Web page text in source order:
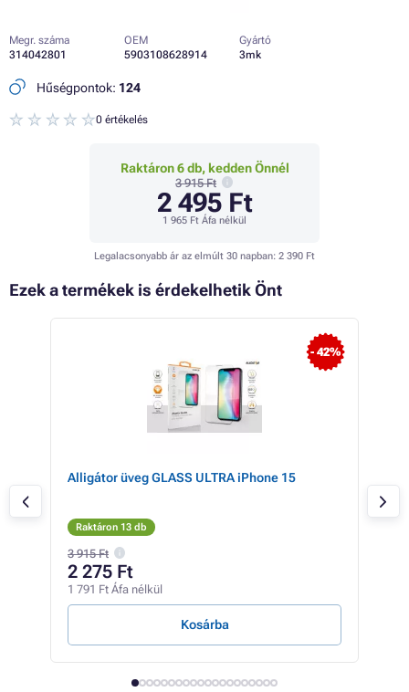
Megr. száma
314042801
OEM
5903108628914
Gyártó
3mk
Hűségpontok: 124
0 értékelés
Raktáron 6 db, kedden Önnél
3 915 Ft
2 495 Ft
1 965 Ft Áfa nélkül
Legalacsonyabb ár az elmúlt 30 napban: 2 390 Ft
Ezek a termékek is érdekelhetik Önt
- 42%
Alligátor üveg GLASS ULTRA iPhone 15
Raktáron 13 db
3 915 Ft
2 275 Ft
1 791 Ft Áfa nélkül
Kosárba